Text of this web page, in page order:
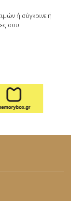
ή σύγκρινε ή
σου